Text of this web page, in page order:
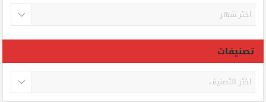
الأرشيف
تصنيفات
تصنيفات